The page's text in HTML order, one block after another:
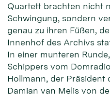
Quartett brachten nicht
Schwingung, sondern
genau zu ihren Füßen,
Innenhof des Archivs
In einer munteren
Schippers vom
Hollmann, der Präsident
Damian van Melis von